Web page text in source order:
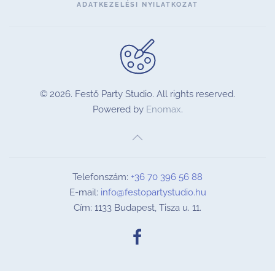
ADATKEZELÉSI NYILATKOZAT
© 2026. Festő Party Studio. All rights reserved.
Powered by Enomax.
Telefonszám: +36 70 396 56 88
E-mail: info@festopartystudio.hu
Cím: 1133 Budapest, Tisza u. 11.